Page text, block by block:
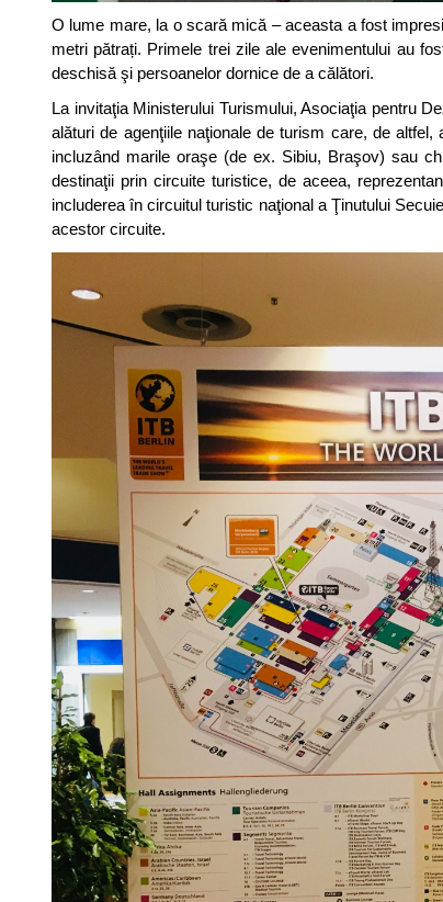
O lume mare, la o scară mică – aceasta a fost
metri pătrați. Primele trei zile ale evenimentului au
deschisă şi persoanelor dornice de a călători.
La invitaţia Ministerului Turismului, Asociaţia pentru
alături de agenţiile naţionale de turism care, de
incluzând marile oraşe (de ex. Sibiu, Braşov) sau
destinaţii prin circuite turistice, de aceea,
includerea în circuitul turistic naţional a Ţinutului
acestor circuite.